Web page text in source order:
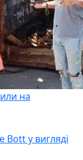
на
у вигляді